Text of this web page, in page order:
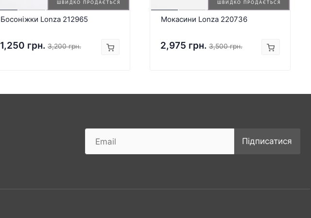
ШВИДКО ПРОДАЄТЬСЯ
Босоніжки Lonza 212965
1,250 грн. 3,200 грн.
ШВИДКО ПРОДАЄТЬСЯ
Мокасини Lonza 220736
2,975 грн. 3,500 грн.
Підписатися